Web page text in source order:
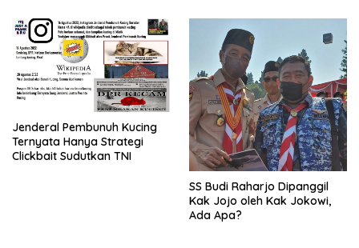
Jenderal Pembunuh Kucing
Ternyata Hanya Strategi
Clickbait Sudutkan TNI
SS Budi Raharjo Dipanggil
Kak Jojo oleh Kak Jokowi,
Ada Apa?